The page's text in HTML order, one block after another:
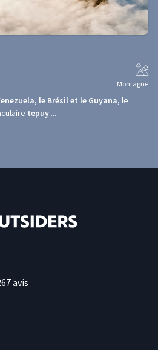
Montagne
le Brésil et le Guyana, le
tepuy ...
avis